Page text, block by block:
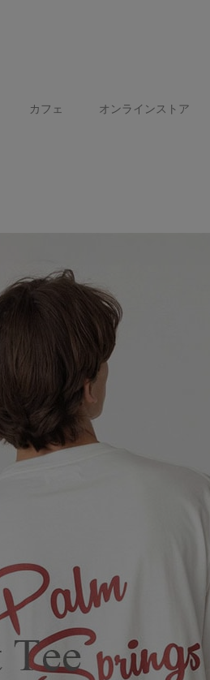
カフェ オンラインストア